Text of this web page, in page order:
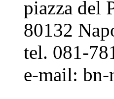
piazza del
80132
tel. 081-
e-mail: bn-